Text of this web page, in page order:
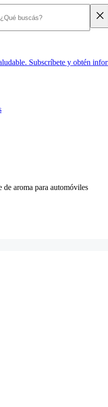
Subscríbete y obtén
aroma para automóviles